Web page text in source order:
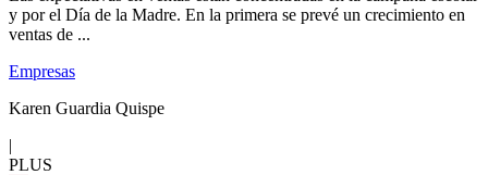
y por el Día de la Madre. En la primera se prevé un crecimiento en
ventas de ...
Empresas
Karen Guardia Quispe
PLUS